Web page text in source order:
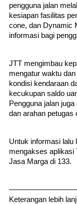
pengguna jalan
kesiapan fasilitas
cone, dan Dynamic
informasi bagi
JTT mengimbau
mengatur waktu
kondisi kendaraan
kecukupan saldo
Pengguna jalan
dan arahan petugas
Untuk informasi lalu
mengakses aplikasi
Jasa Marga di 133.
Keterangan lebih